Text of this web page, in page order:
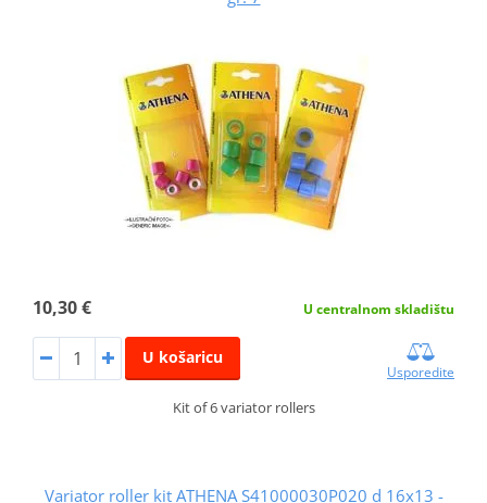
10,30 € U centralnom skladištu
U košaricu
Usporedite
Kit of 6 variator rollers
Variator roller kit ATHENA S41000030P020 d 16x13 -